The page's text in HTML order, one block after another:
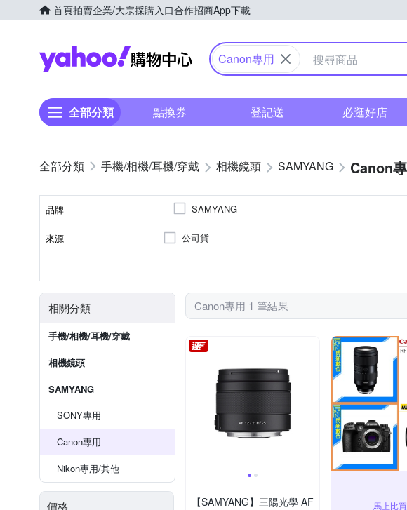
首頁拍賣企業/大宗採購入口合作招商App下載
Yahoo購物中心
Canon專用
全部分類 點換券 登記送 必逛好店
手機/相機/耳機/穿戴 相機鏡頭 SAMYANG Canon
品牌 SAMYANG
來源 公司貨
相關分類
手機/相機/耳機/穿戴
相機鏡頭
SAMYANG
SONY專用
Canon專用
Nikon專用/其他
價格
Canon專用 1 筆結果
【SAMYANG】三陽光學 AF
馬上比